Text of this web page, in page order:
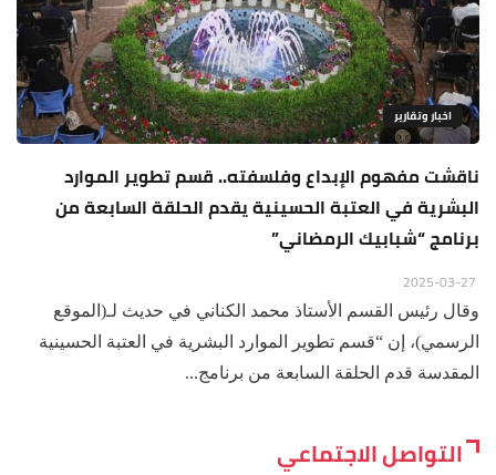
اخبار وتقارير
ناقشت مفهوم الإبداع وفلسفته.. قسم تطوير الموارد
البشرية في العتبة الحسينية يقدم الحلقة السابعة من
برنامج “شبابيك الرمضاني”
وقال رئيس القسم الأستاذ محمد الكناني في حديث لـ(الموقع
الرسمي)، إن “قسم تطوير الموارد البشرية في العتبة الحسينية
المقدسة قدم الحلقة السابعة من برنامج...
التواصل الاجتماعي